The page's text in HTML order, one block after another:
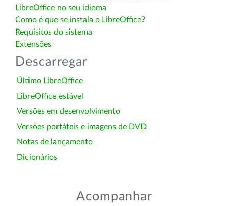
LibreOffice no seu idioma
Como é que se instala o LibreOffice?
Requisitos do sistema
Extensões
Descarregar
Último LibreOffice
LibreOffice estável
Versões em desenvolvimento
Versões portáteis e imagens de DVD
Notas de lançamento
Dicionários
Acompanhar